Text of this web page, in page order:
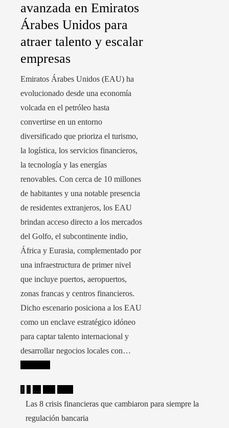
avanzada en Emiratos
Árabes Unidos para
atraer talento y escalar
empresas
Emiratos Árabes Unidos (EAU) ha
evolucionado desde una economía
volcada en el petróleo hasta
convertirse en un entorno
diversificado que prioriza el turismo,
la logística, los servicios financieros,
la tecnología y las energías
renovables. Con cerca de 10 millones
de habitantes y una notable presencia
de residentes extranjeros, los EAU
brindan acceso directo a los mercados
del Golfo, el subcontinente indio,
África y Eurasia, complementado por
una infraestructura de primer nivel
que incluye puertos, aeropuertos,
zonas francas y centros financieros.
Dicho escenario posiciona a los EAU
como un enclave estratégico idóneo
para captar talento internacional y
desarrollar negocios locales con…
Paginación
de
1 …
Las 8 crisis financieras que cambiaron para siempre la
regulación bancaria